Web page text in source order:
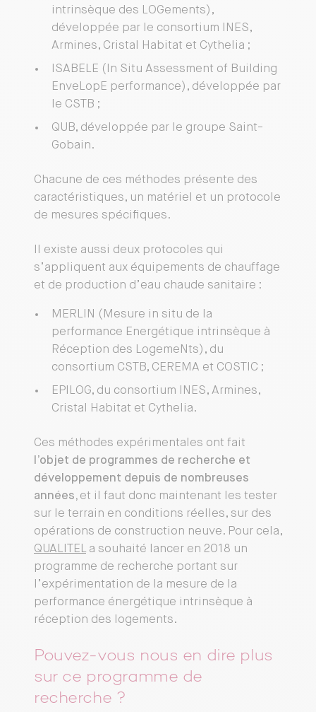
intrinsèque des LOGements),
développée par le consortium INES,
Armines, Cristal Habitat et Cythelia ;
ISABELE (In Situ Assessment of Building
EnveLopE performance), développée par
le CSTB ;
QUB, développée par le groupe Saint-
Gobain.
Chacune de ces méthodes présente des
caractéristiques, un matériel et un protocole
de mesures spécifiques.
Il existe aussi deux protocoles qui
s’appliquent aux équipements de chauffage
et de production d’eau chaude sanitaire :
MERLIN (Mesure in situ de la
performance Energétique intrinsèque à
Réception des LogemeNts), du
consortium CSTB, CEREMA et COSTIC ;
EPILOG, du consortium INES, Armines,
Cristal Habitat et Cythelia.
Ces méthodes expérimentales ont fait
l’objet de programmes de recherche et
développement depuis de nombreuses
années, et il faut donc maintenant les tester
sur le terrain en conditions réelles, sur des
opérations de construction neuve. Pour cela,
QUALITEL a souhaité lancer en 2018 un
programme de recherche portant sur
l’expérimentation de la mesure de la
performance énergétique intrinsèque à
réception des logements.
Pouvez-vous nous en dire plus
sur ce programme de
recherche ?